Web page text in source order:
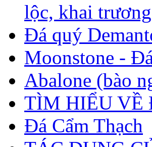
lộc, khai
Đá quý
Moonstone -
Abalone (bào
TÌM HIỂU VỀ
Đá Cẩm Thạch